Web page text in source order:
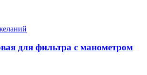
для фильтра с манометром